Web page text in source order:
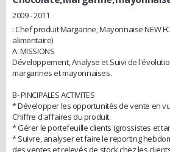
2009 - 2011
: Chef produit Margarine, Mayonnaise NEW
alimentaire)
A. MISSIONS
Développement, Analyse et Suivi de
margarines et mayonnaises.
B- PINCIPALES ACTIVITES
* Développer les opportunités de vente en
Chiffre d'affaires du produit.
* Gérer le portefeuille clients (grossistes et
* Suivre, analyser et faire le reporting
des ventes et relevés de stock chez les